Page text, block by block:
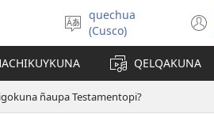
Simita
akllay
quechua
(Cusco)
QELQAKUNA
ñaupa Testamentopi?